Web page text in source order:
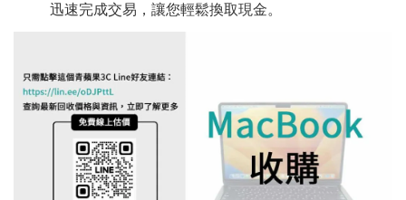
迅速完成交易，讓您輕鬆換取現金。